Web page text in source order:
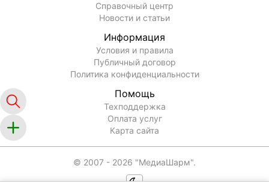
Справочный центр
Новости и статьи
Информация
Условия и правила
Публичный договор
Политика конфиденциальности
Помощь
Техподдержка
Оплата услуг
Карта сайта
© 2007 - 2026 "МедиаШарм".